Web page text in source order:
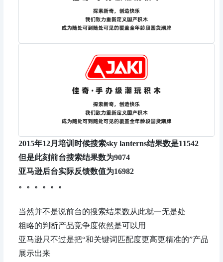
2015年12月培训时候搜索sky lanterns结果数是11542
但是此刻前台搜索结果数为9074
亚马逊后台实际反馈数值为16982
。。。。。。
当然并不是说前台的搜索结果数从此就一无是处
粗略的判断产品竞争度依然是可以用
亚马逊只不过是把“和关键词匹配度更高更精准的”产品
展示出来